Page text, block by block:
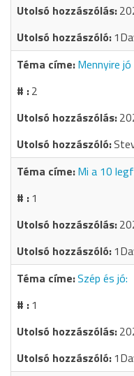
Mennyire
2
Mi a 10
1
Szép és jó:
1